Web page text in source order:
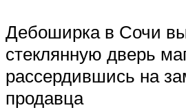
Дебоширка в Сочи
стеклянную дверь
рассердившись на
продавца